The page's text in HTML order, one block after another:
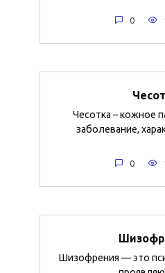
0
Чесотка – кожное
заболевание,
0
Шизофрения — это